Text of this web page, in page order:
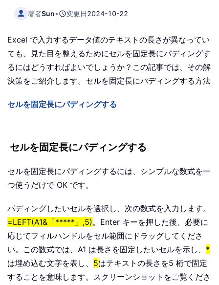
著者Sun• 変更日2024-10-22
Excel で入力するデータ値のテキストの長さが異なってい
ても、見た目を整えるためにセルを固定長にパディングす
るにはどうすればよいでしょうか？この記事では、その解
決策をご紹介します。セルを固定長にパディングする方法
セルを固定長にパディングする
セルを固定長にパディングする
セルを固定長にパディングするには、シンプルな数式を一
つ使うだけで OK です。
パディングしたいセルを選択し、次の数式を入力します。
=LEFT(A1&「*****」,5)。Enter キーを押した後、必要に
応じてフィルハンドルをセル範囲にドラッグしてくださ
い。この数式では、A1 は長さを固定したいセルを示し、 *
は埋め込む文字を表し、 5はテキストの長さを5 桁で固定
することを意味します。スクリーンショットをご覧くださ